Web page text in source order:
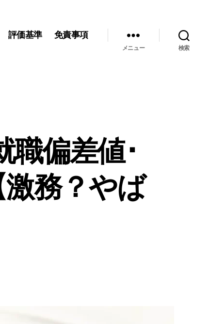
評価基準 免責事項
メニュー 検索
職偏差値･
務？やば